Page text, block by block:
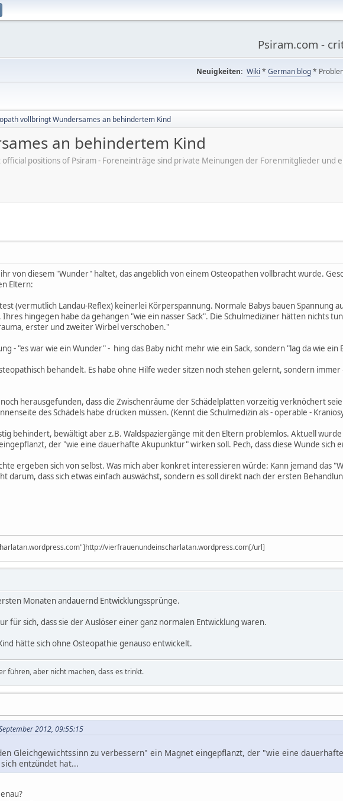
Psiram.com -
Neuigkeiten: Wiki * German blog*
vollbringt Wundersames an behindertem Kind
an behindertem Kind
positions of Psiram - Foreneinträge sind private Meinungen der Forenmitglieder und
von diesem "Wunder" haltet, das angeblich von einem Osteopathen vollbracht wurde.
Eltern:
(vermutlich Landau-Reflex) keinerlei Körperspannung. Normale Babys bauen Spannung
hingegen habe da gehangen "wie ein nasser Sack". Die Schulmediziner hätten nichts
erster und zweiter Wirbel verschoben."
- "es war wie ein Wunder" - hing das Baby nicht mehr wie ein Sack, sondern "lag da wie ein
behandelt. Es habe ohne Hilfe weder sitzen noch stehen gelernt, sondern
herausgefunden, dass die Zwischenräume der Schädelplatten vorzeitig verknöchert
des Schädels habe drücken müssen. (Kennt die Schulmedizin als - operable -
behindert, bewältigt aber z.B. Waldspaziergänge mit den Eltern problemlos. Aktuell
der "wie eine dauerhafte Akupunktur" wirken soll. Pech, dass diese Wunde sich
ergeben sich von selbst. Was mich aber konkret interessieren würde: Kann jemand das
darum, dass sich etwas einfach auswächst, sondern es soll direkt nach der ersten
vierfrauenundeinscharlatan.wordpress.com[/url]
Monaten andauernd Entwicklungssprünge.
für sich, dass sie der Auslöser einer ganz normalen Entwicklung waren.
hätte sich ohne Osteopathie genauso entwickelt.
führen, aber nicht machen, dass es trinkt.
2012, 09:55:15
Gleichgewichtssinn zu verbessern" ein Magnet eingepflanzt, der "wie eine
entzündet hat...